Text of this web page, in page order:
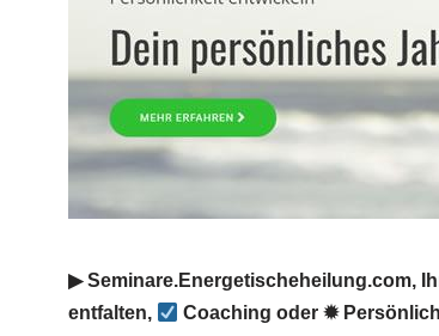
▶︎ Seminare.Energetischeheilung.com,
entfalten,
Coaching oder ✹